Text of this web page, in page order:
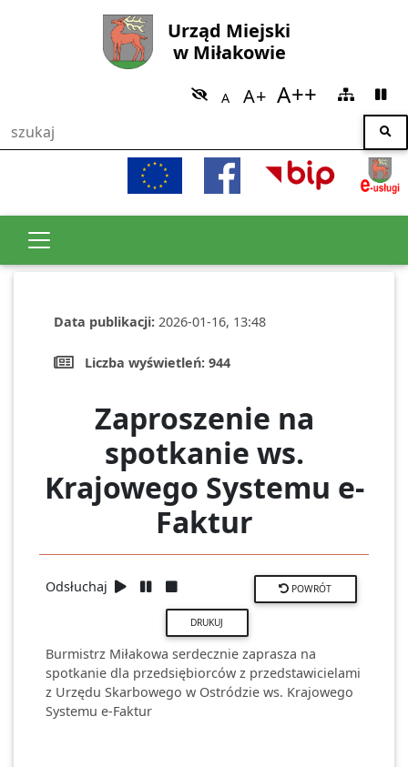
Urząd Miejski
w Miłakowie
Data publikacji: 2026-01-16, 13:48
Liczba wyświetleń: 944
Zaproszenie na
spotkanie ws.
Krajowego Systemu e-
Faktur
Odsłuchaj POWRÓT
Burmistrz Miłakowa serdecznie zaprasza na
spotkanie dla przedsiębiorców z przedstawicielami
z Urzędu Skarbowego w Ostródzie ws. Krajowego
Systemu e-Faktur